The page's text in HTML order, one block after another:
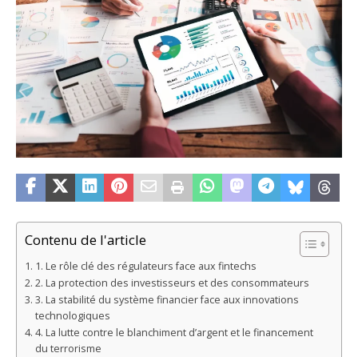
Contenu de l'article
1. Le rôle clé des régulateurs face aux fintechs
2. La protection des investisseurs et des consommateurs
3. La stabilité du système financier face aux innovations
technologiques
4. La lutte contre le blanchiment d’argent et le financement
du terrorisme